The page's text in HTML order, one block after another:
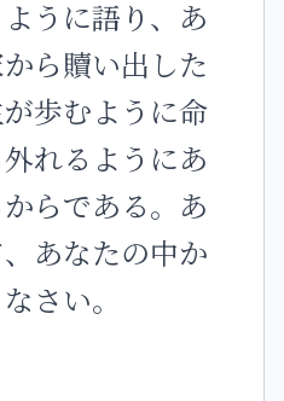
うに語り、あ
ら贖い出した
歩むように命
れるようにあ
らである。あ
あなたの中か
さい。